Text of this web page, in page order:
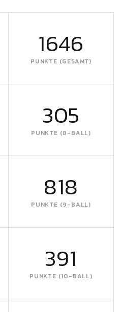
1646
PUNKTE (GESAMT)
305
PUNKTE (8-BALL)
818
PUNKTE (9-BALL)
391
PUNKTE (10-BALL)